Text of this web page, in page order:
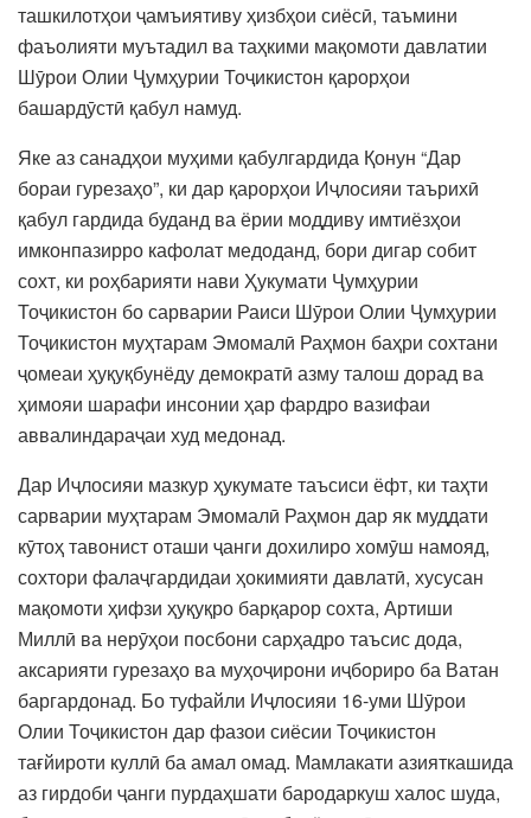
ташкилотҳои ҷамъиятиву ҳизбҳои сиёсӣ, таъмини
фаъолияти муътадил ва таҳкими мақомоти давлатии
Шӯрои Олии Ҷумҳурии Тоҷикистон қарорҳои
башардӯстӣ қабул намуд.
Яке аз санадҳои муҳими қабулгардида Қонун “Дар
бораи гурезаҳо”, ки дар қарорҳои Иҷлосияи таърихӣ
қабул гардида буданд ва ёрии моддиву имтиёзҳои
имконпазирро кафолат медоданд, бори дигар собит
сохт, ки роҳбарияти нави Ҳукумати Ҷумҳурии
Тоҷикистон бо сарварии Раиси Шӯрои Олии Ҷумҳурии
Тоҷикистон муҳтарам Эмомалӣ Раҳмон баҳри сохтани
ҷомеаи ҳуқуқбунёду демократӣ азму талош дорад ва
ҳимояи шарафи инсонии ҳар фардро вазифаи
аввалиндараҷаи худ медонад.
Дар Иҷлосияи мазкур ҳукумате таъсиси ёфт, ки таҳти
сарварии муҳтарам Эмомалӣ Раҳмон дар як муддати
кӯтоҳ тавонист оташи ҷанги дохилиро хомӯш намояд,
сохтори фалаҷгардидаи ҳокимияти давлатӣ, хусусан
мақомоти ҳифзи ҳуқуқро барқарор сохта, Артиши
Миллӣ ва нерӯҳои посбони сарҳадро таъсис дода,
аксарияти гурезаҳо ва муҳоҷирони иҷбориро ба Ватан
баргардонад. Бо туфайли Иҷлосияи 16-уми Шӯрои
Олии Тоҷикистон дар фазои сиёсии Тоҷикистон
тағйироти куллӣ ба амал омад. Мамлакати азияткашида
аз гирдоби ҷанги пурдаҳшати бародаркуш халос шуда,